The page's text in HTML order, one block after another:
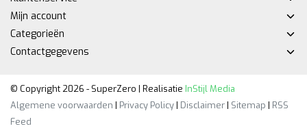
Mijn account
Categorieën
Contactgegevens
© Copyright 2026 - SuperZero | Realisatie InStijl Media
Algemene voorwaarden | Privacy Policy| Disclaimer| Sitemap | RSS
Feed